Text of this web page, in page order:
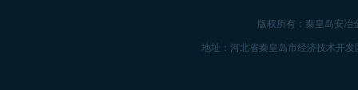
版权所有：秦皇岛安冶
地址：河北省秦皇岛市经济技术开发